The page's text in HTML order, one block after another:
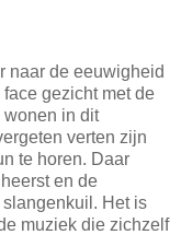
naar de eeuwigheid
gezicht met de
wonen in dit
verten zijn
te horen. Daar
en de
Het is
muziek die zichzelf